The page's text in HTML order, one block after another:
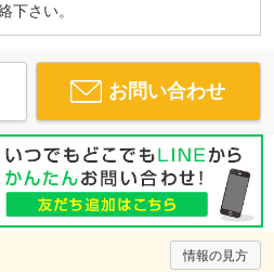
却をご検討されているお
ん、ご近所に知られたくな
きには高額査定で買取して
ットワークの良さで、全力
せて頂きます。
イルホーム大和店】までお
さい。
楽しみにしております。
下さい。
お問い合わせ
情報の見方